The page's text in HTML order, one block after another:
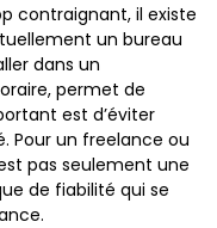
contraignant, il existe
un bureau
dans un
permet de
est d’éviter
Pour un freelance ou
pas seulement une
de fiabilité qui se